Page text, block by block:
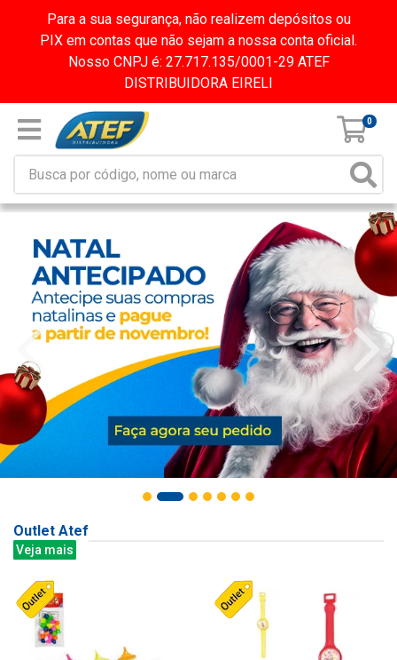
Para a sua segurança, não realizem depósitos ou
PIX em contas que não sejam a nossa conta oficial.
Nosso CNPJ é: 27.717.135/0001-29 ATEF
DISTRIBUIDORA EIRELI
0
Outlet Atef
Veja mais